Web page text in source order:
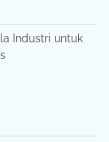
Industri untuk